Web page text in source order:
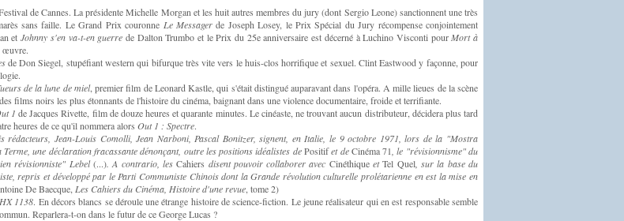
de Cannes. La présidente Michelle Morgan et les huit autres membres du jury (dont Sergio Leone) sanctionnent une très
sans faille. Le Grand Prix couronne Le Messagerde Joseph Losey, le Prix Spécial du Jury récompense conjointement
etJohnny s'en va-t-en guerre de Dalton Trumbo et le Prix du 25e anniversaire est décerné à Luchino Visconti pour Mort à
œuvre.
de Don Siegel, stupéfiant western qui bifurque très vite vers le huis-clos horrifique et sexuel. Clint Eastwood y façonne, pour
de la lune de miel, premier film de Leonard Kastle, qui s'était distingué auparavant dans l'opéra. A mille lieues de la scène
films noirs les plus étonnants de l'histoire du cinéma, baignant dans une violence documentaire, froide et terrifiante.
1 de Jacques Rivette, film de douze heures et quarante minutes. Le cinéaste, ne trouvant aucun distributeur, décidera plus tard
heures de ce qu'il nommera alors Out 1 : Spectre.
rédacteurs, Jean-Louis Comolli, Jean Narboni, Pascal Bonitzer, signent, en Italie, le 9 octobre 1971, lors de la "Mostra
une déclaration fracassante dénonçant, outre les positions idéalistes dePositifet deCinéma 71 , le "révisionnisme" du
révisionniste" Lebel(...). A contrario, lesCahiers disent pouvoir collaborer avec CinéthiqueetTel Quel, sur la base du
repris et développé par le Parti Communiste Chinois dont la Grande révolution culturelle prolétarienne en est la mise en
De Baecque, Les Cahiers du Cinéma, Histoire d'une revue , tome 2)
1138. En décors blancs se déroule une étrange histoire de science-fiction. Le jeune réalisateur qui en est responsable semble
Reparlera-t-on dans le futur de ce George Lucas ?